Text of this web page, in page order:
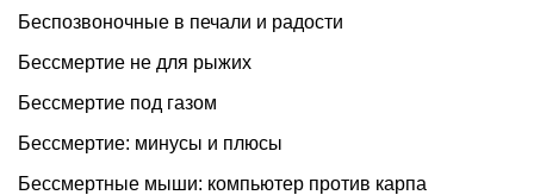
Беспозвоночные в печали и радости
Бессмертие не для рыжих
Бессмертие под газом
Бессмертие: минусы и плюсы
Бессмертные мыши: компьютер против карпа